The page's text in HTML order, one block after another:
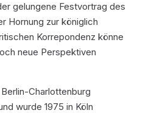
gelungene Festvortrag des
Hornung zur königlich
Korrepondenz könne
neue Perspektiven
Charlottenburg
wurde 1975 in Köln